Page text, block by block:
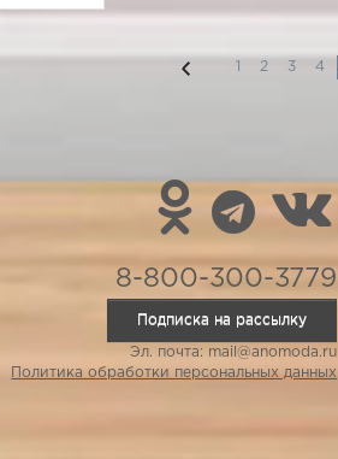
1 2 3 4
8-800-300-3779
Подписка на рассылку
Эл. почта: mail@anomoda.ru
Политика обработки персональных данных